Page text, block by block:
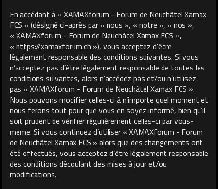
En accédant à « XAMAXforum - Forum de Neuchâtel Xamax
FCS » (désigné ci-après par « nous », « notre », « nos »,
« XAMAXforum - Forum de Neuchâtel Xamax FCS »,
« https://xamaxforum.ch »), vous acceptez d’être
légalement responsable des conditions suivantes. Si vous
n’acceptez pas d’être légalement responsable de toutes les
conditions suivantes, alors n’accédez pas et/ou n’utilisez
pas « XAMAXforum - Forum de Neuchâtel Xamax FCS ».
Nous pouvons modifier celles-ci à n’importe quel moment et
nous ferons tout pour que vous en soyez informé, bien qu’il
soit prudent de vérifier régulièrement celles-ci par vous-
même. Si vous continuez d’utiliser « XAMAXforum - Forum
de Neuchâtel Xamax FCS » alors que des changements ont
été effectués, vous acceptez d’être légalement responsable
des conditions découlant des mises à jour et/ou
modifications.